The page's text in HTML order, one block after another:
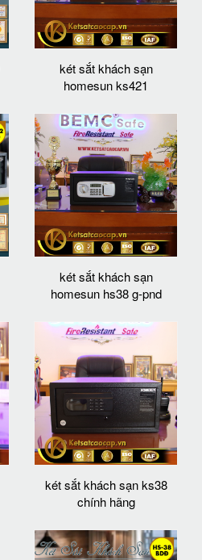
két sắt khách sạn
homesun ks421
két sắt khách sạn
homesun hs38 g-pnd
két sắt khách sạn ks38
chính hãng